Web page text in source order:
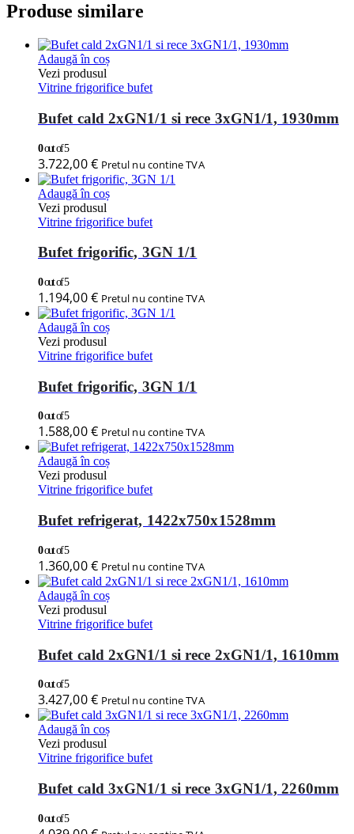
Produse similare
Adaugă în coș
Vezi produsul
Vitrine frigorifice bufet
Bufet cald 2xGN1/1 si rece 3xGN1/1, 1930mm
0out of 5
3.722,00€ Pretul nu contine TVA
Adaugă în coș
Vezi produsul
Vitrine frigorifice bufet
Bufet frigorific, 3GN 1/1
0out of 5
1.194,00€ Pretul nu contine TVA
Adaugă în coș
Vezi produsul
Vitrine frigorifice bufet
Bufet frigorific, 3GN 1/1
0out of 5
1.588,00€ Pretul nu contine TVA
Adaugă în coș
Vezi produsul
Vitrine frigorifice bufet
Bufet refrigerat, 1422x750x1528mm
0out of 5
1.360,00€ Pretul nu contine TVA
Adaugă în coș
Vezi produsul
Vitrine frigorifice bufet
Bufet cald 2xGN1/1 si rece 2xGN1/1, 1610mm
0out of 5
3.427,00€ Pretul nu contine TVA
Adaugă în coș
Vezi produsul
Vitrine frigorifice bufet
Bufet cald 3xGN1/1 si rece 3xGN1/1, 2260mm
0out of 5